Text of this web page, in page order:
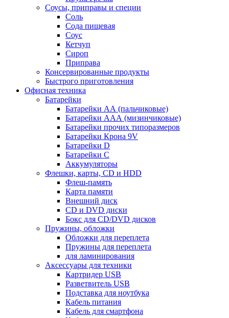
Соусы, приправы и специи
Соль
Сода пищевая
Соус
Кетчуп
Сироп
Приправа
Консервированные продукты
Быстрого приготовления
Офисная техника
Батарейки
Батарейки АА (пальчиковые)
Батарейки ААА (мизинчиковые)
Батарейки прочих типоразмеров
Батарейки Крона 9V
Батарейки D
Батарейки С
Аккумуляторы
Флешки, карты, CD и HDD
Флеш-память
Карта памяти
Внешний диск
CD и DVD диски
Бокс для CD/DVD дисков
Пружины, обложки
Обложки для переплета
Пружины для переплета
для ламинирования
Аксессуары для техники
Картридер USB
Разветвитель USB
Подставка для ноутбука
Кабель питания
Кабель для смартфона